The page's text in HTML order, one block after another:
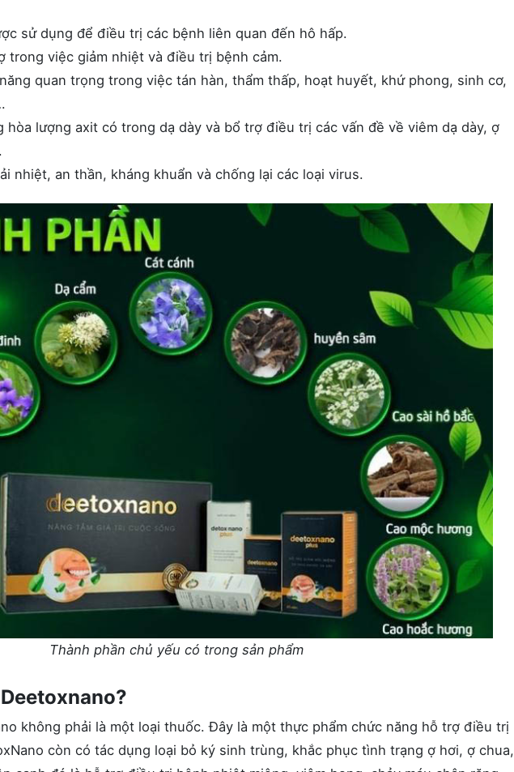
sử dụng để điều trị các bệnh liên quan đến hô hấp.
trong việc giảm nhiệt và điều trị bệnh cảm.
quan trọng trong việc tán hàn, thẩm thấp, hoạt huyết, khứ phong, sinh cơ,
hòa lượng axit có trong dạ dày và bổ trợ điều trị các vấn đề về viêm dạ dày, ợ
nhiệt, an thần, kháng khuẩn và chống lại các loại virus.
Thành phần chủ yếu có trong sản phẩm
không phải là một loại thuốc. Đây là một thực phẩm chức năng hỗ trợ điều trị
còn có tác dụng loại bỏ ký sinh trùng, khắc phục tình trạng ợ hơi, ợ chua,